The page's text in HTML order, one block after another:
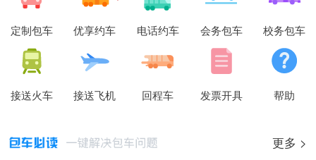
定制包车 优享约车 电话约车 会务包车 校务包车
接送火车 接送飞机 回程车 发票开具 帮助
更多 >